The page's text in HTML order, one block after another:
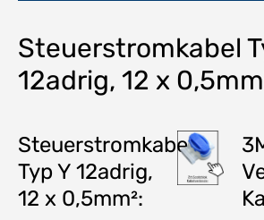
Steuerstromkabel
12adrig, 12 x
Steuerstromkabel
Typ Y 12adrig,
12 x 0,5mm²: